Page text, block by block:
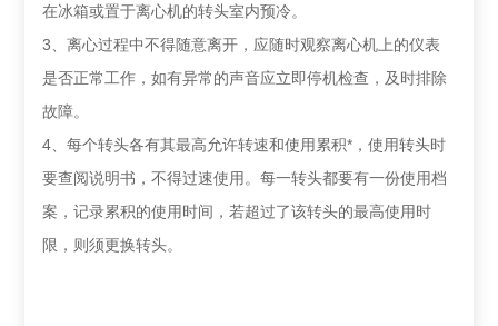
在冰箱或置于离心机的转头室内预冷。
3、离心过程中不得随意离开，应随时观察离心机上的仪表
是否正常工作，如有异常的声音应立即停机检查，及时排除
故障。
4、每个转头各有其最高允许转速和使用累积*，使用转头时
要查阅说明书，不得过速使用。每一转头都要有一份使用档
案，记录累积的使用时间，若超过了该转头的最高使用时
限，则须更换转头。